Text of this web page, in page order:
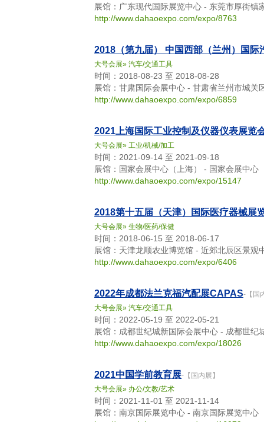
展馆：广东现代国际展览中心 - 东莞市厚街镇
http://www.dahaoexpo.com/expo/8763
2018（第九届） 中国西部（兰州）国
大号会展» 汽车/交通工具
时间：2018-08-23 至 2018-08-28
展馆：甘肃国际会展中心 - 甘肃省兰州市城关
http://www.dahaoexpo.com/expo/6859
2021上海国际工业控制及仪器仪表展览
大号会展» 工业/机械/加工
时间：2021-09-14 至 2021-09-18
展馆：国家会展中心（上海） - 国家会展中心
http://www.dahaoexpo.com/expo/15147
2018第十五届（天津）国际医疗器械展
大号会展» 生物/医药/保健
时间：2018-06-15 至 2018-06-17
展馆：天津龙顺农业博览馆 - 近郊北辰区景观
http://www.dahaoexpo.com/expo/6406
2022年成都法兰克福汽配展CAPAS-【国
大号会展» 汽车/交通工具
时间：2022-05-19 至 2022-05-21
展馆：成都世纪城新国际会展中心 - 成都世纪
http://www.dahaoexpo.com/expo/18026
2021中国学前教育展-【国内展】
大号会展» 办公/文教/艺术
时间：2021-11-01 至 2021-11-14
展馆：南京国际展览中心 - 南京国际展览中心